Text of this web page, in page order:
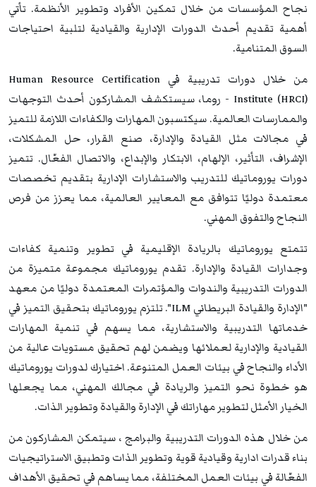
نجاح المؤسسات من خلال تمكين الأفراد وتطوير الأنظمة. تأتي
أهمية تقديم أحدث الدورات الإدارية والقيادية لتلبية احتياجات
السوق المتنامية.
من خلال دورات تدريبية في Human Resource Certification
Institute (HRCI) - روما، سيستكشف المشاركون أحدث التوجهات
والممارسات العالمية. سيكتسبون المهارات والكفاءات اللازمة للتميز
في مجالات مثل القيادة والإدارة، صنع القرار، حل المشكلات،
الإشراف، التأثير، الإلهام، الابتكار والإبداع، والاتصال الفعّال. تتميز
دورات يوروماتيك للتدريب والاستشارات الإدارية بتقديم تخصصات
معتمدة دوليًا تتوافق مع المعايير العالمية، مما يعزز من فرص
النجاح والتفوق المهني.
تتمتع يوروماتيك بالريادة الإقليمية في تطوير وتنمية كفاءات
وجدارات القيادة والإدارة. تقدم يوروماتيك مجموعة متميزة من
الدورات التدريبية والندوات والمؤتمرات المعتمدة دوليًا من معهد
"الإدارة والقيادة البريطاني ILM". تلتزم يوروماتيك بتحقيق التميز في
خدماتها التدريبية والاستشارية، مما يسهم في تنمية المهارات
القيادية والإدارية لعملائها ويضمن لهم تحقيق مستويات عالية من
الأداء والنجاح في بيئات العمل المتنوعة. اختيارك لدورات يوروماتيك
هو خطوة نحو التميز والريادة في مجالك المهني، مما يجعلها
الخيار الأمثل لتطوير مهاراتك في الإدارة والقيادة وتطوير الذات.
من خلال هذه الدورات التدريبية والبرامج ، سيتمكن المشاركون من
بناء قدرات ادارية وقيادية قوية وتطوير الذات وتطبيق الاستراتيجيات
الفعّالة في بيئات العمل المختلفة، مما يساهم في تحقيق الأهداف